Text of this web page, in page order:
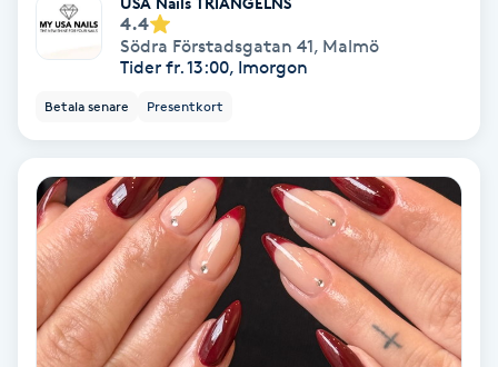
Brynformning
Brynplockning
Bröllopsuppsättning
4.4
Södra Förstadsgatan 41, Malmö
Tider fr. 13:00, Imorgon
Betala senare Presentkort